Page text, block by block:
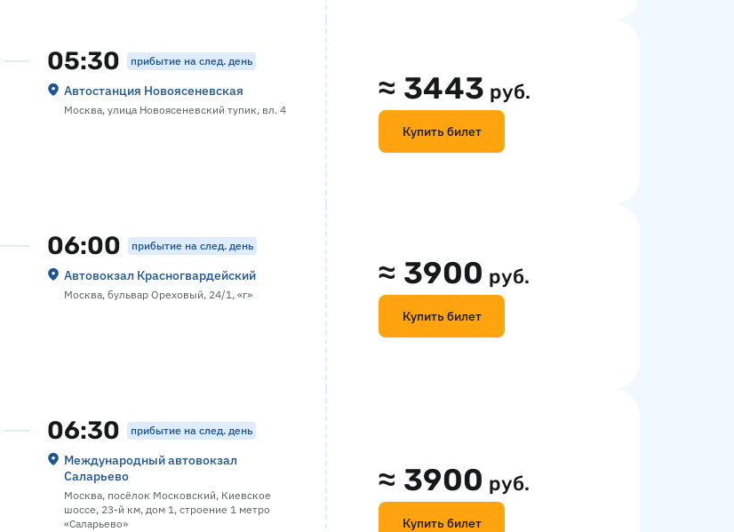
05:30 прибытие на след. день
Автостанция Новоясеневская
Москва, улица Новоясеневский тупик, вл. 4
≈ 3443 руб.
Купить билет
06:00 прибытие на след. день
Автовокзал Красногвардейский
Москва, бульвар Ореховый, 24/1, «г»
≈ 3900 руб.
Купить билет
06:30 прибытие на след. день
Международный автовокзал
Саларьево
Москва, посёлок Московский, Киевское
шоссе, 23-й км, дом 1, строение 1 метро
«Саларьево»
≈ 3900 руб.
Купить билет